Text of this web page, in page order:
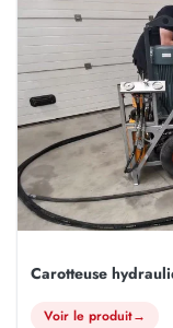
Carotteuse
Voir le produit→